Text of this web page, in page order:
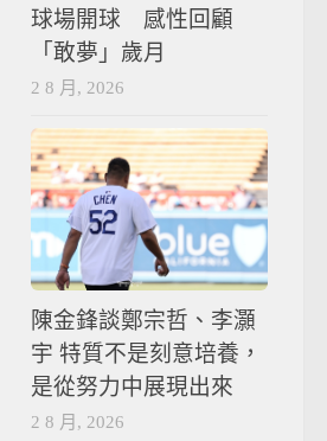
球場開球 感性回顧
「敢夢」歲月
2 8 月, 2026
陳金鋒談鄭宗哲、李灝
宇 特質不是刻意培養，
是從努力中展現出來
2 8 月, 2026